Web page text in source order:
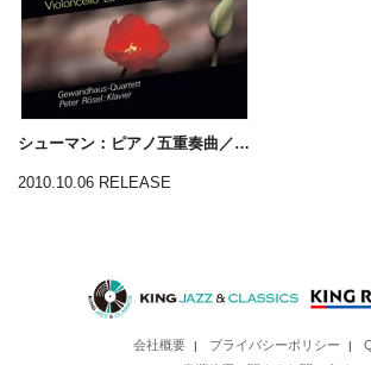
シューマン：ピアノ五重奏曲／ピアノ四重奏曲
2010.10.06 RELEASE
会社概要 | プライバシーポリシー |